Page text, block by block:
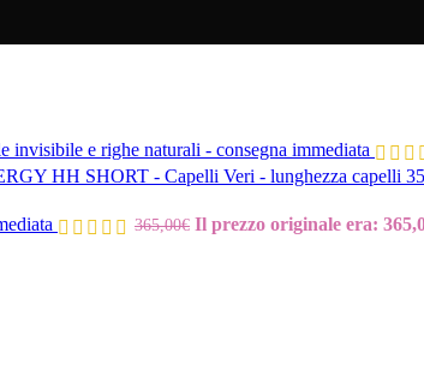
e righe naturali - consegna immediata
HH SHORT - Capelli Veri - lunghezza capelli
365,00€ Il prezzo originale era: